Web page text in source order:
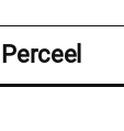
Perceel